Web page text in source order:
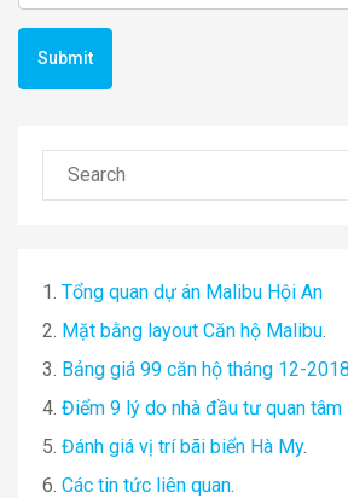
1. Tổng quan dự án Malibu Hội An
2. Mặt bằng layout Căn hộ Malibu
3. Bảng giá 99 căn hộ tháng 12-2018
4. Điểm 9 lý do nhà đầu tư quan tâm
5. Đánh giá vị trí bãi biển Hà My.
6. Các tin tức liên quan